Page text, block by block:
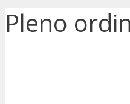
Pleno